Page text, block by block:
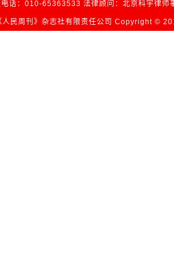
电话：010-65363533 法律顾问：北京科宇律
人民周刊》杂志社有限责任公司 Copyright ©